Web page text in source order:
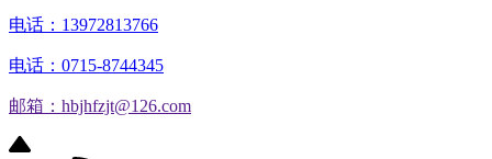
电话：13972813766
电话：0715-8744345
邮箱：hbjhfzjt@126.com